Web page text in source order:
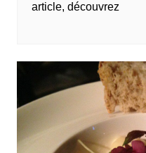
article, découvrez